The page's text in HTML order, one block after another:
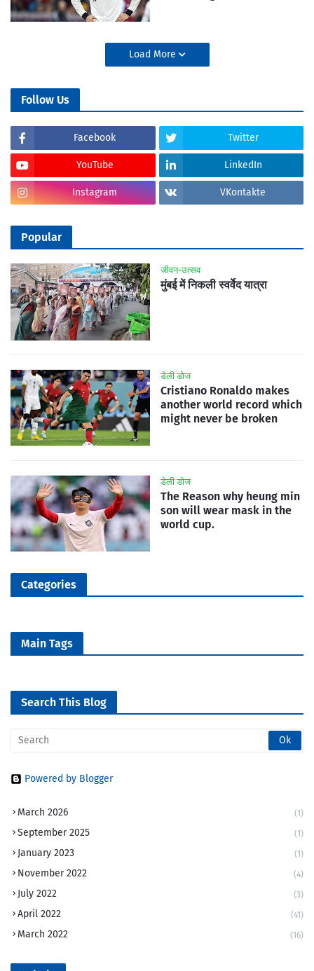
Load More
Follow Us
Facebook Twitter
YouTube LinkedIn
Instagram VKontakte
Popular
जीवन-उत्सव
मुंबई में निकली स्वर्वेद यात्रा
डेली डोज
Cristiano Ronaldo makes
another world record which
might never be broken
डेली डोज
The Reason why heung min
son will wear mask in the
world cup.
Categories
Main Tags
Search This Blog
Powered by Blogger
March 2026 (1)
September 2025 (1)
January 2023 (1)
November 2022 (4)
July 2022 (3)
April 2022 (41)
March 2022 (16)